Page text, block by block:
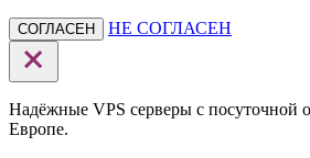
СОГЛАСЕН НЕ СОГЛАСЕН
Надёжные VPS серверы с посуточной
Европе.